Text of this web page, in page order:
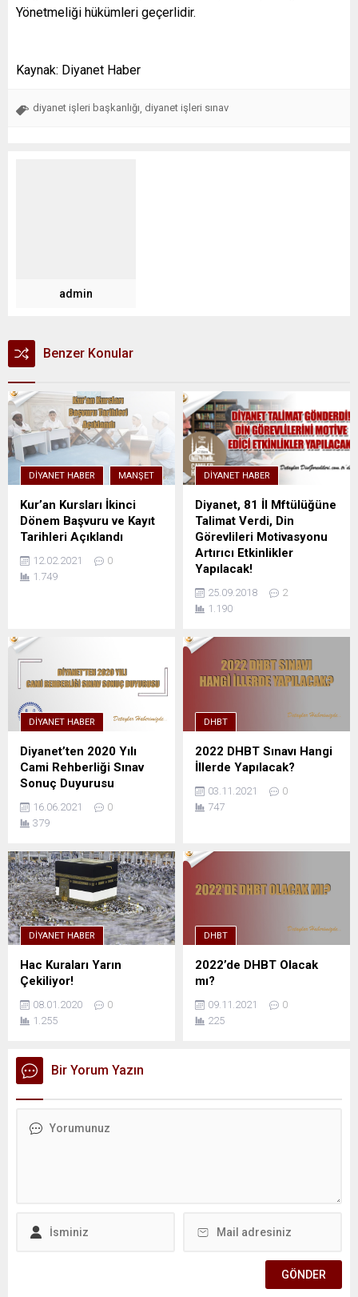
Yönetmeliği hükümleri geçerlidir.
Kaynak: Diyanet Haber
diyanet işleri başkanlığı diyanet işleri sınav
admin
Benzer Konular
DIYANET HABER MANŞET
Kur’an Kursları İkinci
Dönem Başvuru ve Kayıt
Tarihleri Açıklandı
12.02.2021
0
1.749
DIYANET HABER
Diyanet, 81 İl Mftülüğüne
Talimat Verdi, Din
Görevlileri Motivasyonu
Artırıcı Etkinlikler
Yapılacak!
25.09.2018
2
1.190
DIYANET HABER
Diyanet’ten 2020 Yılı
Cami Rehberliği Sınav
Sonuç Duyurusu
16.06.2021
0
379
DHBT
2022 DHBT Sınavı Hangi
İllerde Yapılacak?
03.11.2021
0
747
DIYANET HABER
Hac Kuraları Yarın
Çekiliyor!
08.01.2020
0
1.255
DHBT
2022’de DHBT Olacak
mı?
09.11.2021
0
225
Bir Yorum Yazın